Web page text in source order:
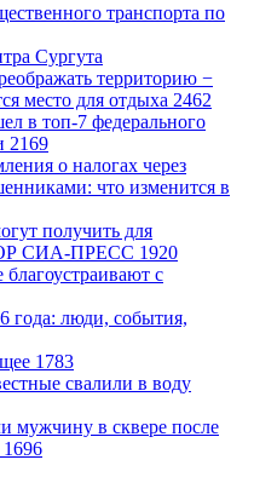
транспорта по
Сургута
территорию −
место для отдыха 2462
в топ-7 федерального
2169
о налогах через
что изменится в
получить для
СИА-ПРЕСС 1920
с
года: люди, события,
1783
свалили в воду
мужчину в сквере после
1696